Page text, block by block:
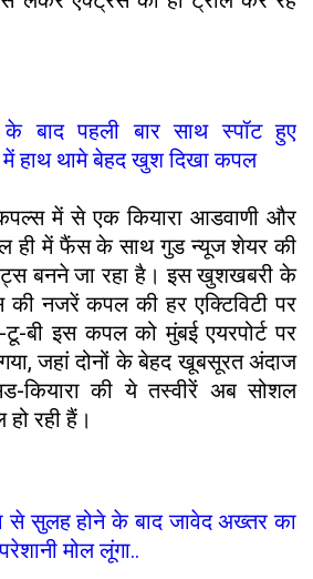
के बाद पहली बार साथ स्पॉट हुए
में हाथ थामे बेहद खुश दिखा कपल
में से एक कियारा आडवाणी और
हाल ही में फैंस के साथ गुड न्यूज शेयर की
बनने जा रहा है। इस खुशखबरी के
नजरें कपल की हर एक्टिविटी पर
बी इस कपल को मुंबई एयरपोर्ट पर
जहां दोनों के बेहद खूबसूरत अंदाज
कियारा की ये तस्वीरें अब सोशल
हो रही हैं।
से सुलह होने के बाद जावेद अख्तर का
मोल लूंगा..